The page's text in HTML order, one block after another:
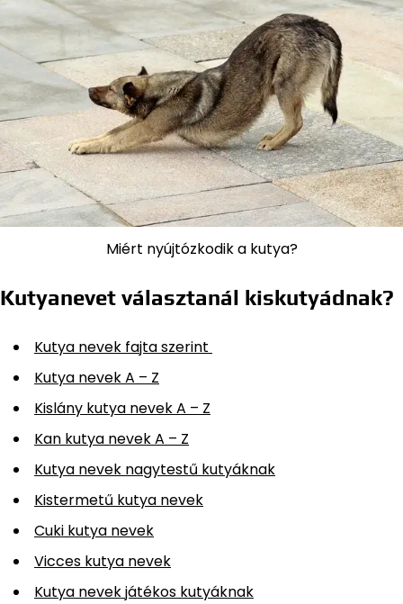
Miért nyújtózkodik a kutya?
Kutyanevet választanál kiskutyádnak?
Kutya nevek fajta szerint
Kutya nevek A – Z
Kislány kutya nevek A – Z
Kan kutya nevek A – Z
Kutya nevek nagytestű kutyáknak
Kistermetű kutya nevek
Cuki kutya nevek
Vicces kutya nevek
Kutya nevek játékos kutyáknak